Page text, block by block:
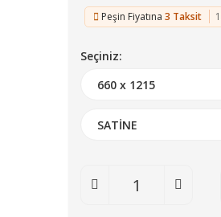
Peşin Fiyatına 3 Taksit
Seçiniz: